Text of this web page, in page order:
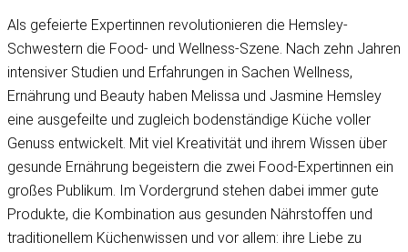
Als gefeierte Expertinnen revolutionieren die Hemsley-
Schwestern die Food- und Wellness-Szene. Nach zehn Jahren
intensiver Studien und Erfahrungen in Sachen Wellness,
Ernährung und Beauty haben Melissa und Jasmine Hemsley
eine ausgefeilte und zugleich bodenständige Küche voller
Genuss entwickelt. Mit viel Kreativität und ihrem Wissen über
gesunde Ernährung begeistern die zwei Food-Expertinnen ein
großes Publikum. Im Vordergrund stehen dabei immer gute
Produkte, die Kombination aus gesunden Nährstoffen und
traditionellem Küchenwissen und vor allem: ihre Liebe zu